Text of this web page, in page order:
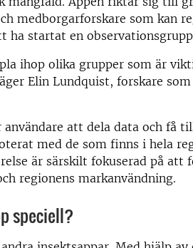
medborgarforskare som kan
ha startat en
ihop olika grupper som är
Elin Lundquist, forskare
att dela data och få
med de som finns i hela
är särskilt fokuserad på att
regionens markanvändning.
speciell?